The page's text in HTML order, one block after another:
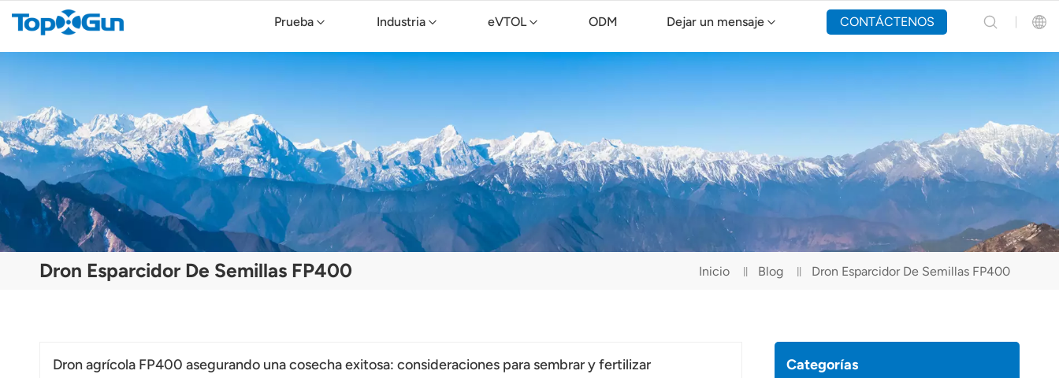
Prueba Industria eVTOL ODM Dejar un mensaje CONTÁCTENOS
Русский
Português(Portugal)
Português(Brasil)
Türkçe
Dron Esparcidor De Semillas FP400 Inicio Blog Dron Esparcidor De Semillas FP400
Categorías
Dron agrícola FP400 asegurando una cosecha exitosa: consideraciones para sembrar y fertilizar